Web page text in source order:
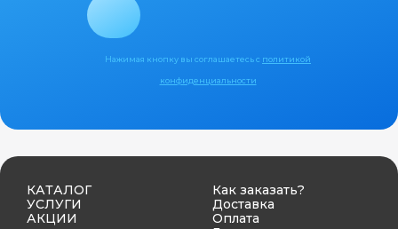
Нажимая кнопку вы соглашаетесь с политикой
конфиденциальности
КАТАЛОГ
УСЛУГИ
АКЦИИ
Как заказать?
Доставка
Оплата